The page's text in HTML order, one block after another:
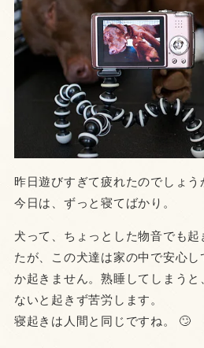
昨日遊びすぎて疲れたのでしょう
今日は、ずっと寝てばかり。
犬って、ちょっとした物音でも
たが、この犬達は家の中で安心
か起きません。熟睡してしまう
ないと起きず苦労します。
寝起きは人間と同じですね。 🙄